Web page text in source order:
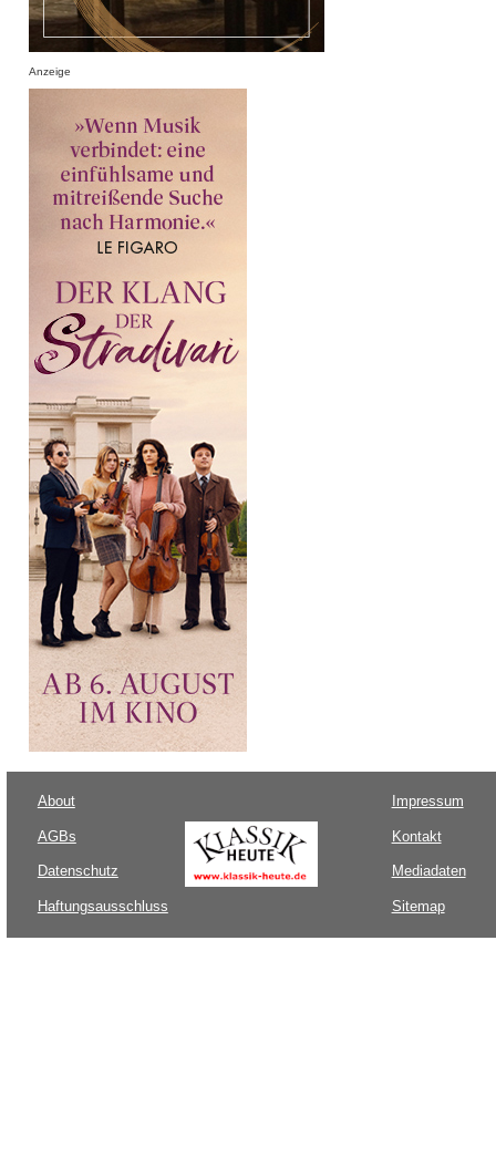
Anzeige
About
AGBs
Datenschutz
Haftungsausschluss
Impressum
Kontakt
Mediadaten
Sitemap